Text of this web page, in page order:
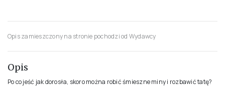
ISBN
978-83-68529-05-0
FORMAT
16.5x21.5cm
OPRAWA